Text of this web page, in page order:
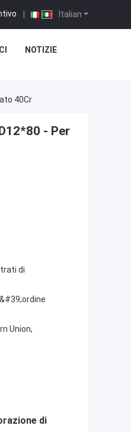
Italian
|
NOTIZIE
40Cr
- Per
di
Union,
di